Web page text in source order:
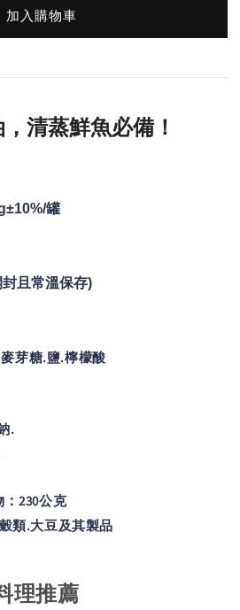
加入購物車
清蒸鮮魚必備！
罐
且常溫保存)
芽糖.鹽.檸檬酸
.
：230公克
類.大豆及其製品
理推薦